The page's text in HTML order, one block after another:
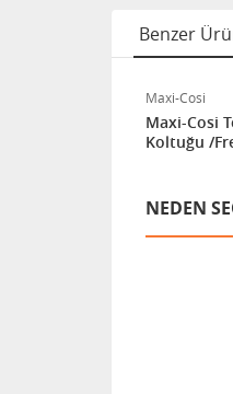
Benzer
Maxi-Cosi
Maxi-Cosi
Koltuğu /
NEDEN